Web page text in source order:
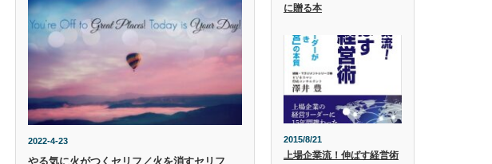
2022-4-23
やる気に火がつくセリフ／火を消すセリフ
に贈る本
2015/8/21
上場企業流！伸ばす経営術